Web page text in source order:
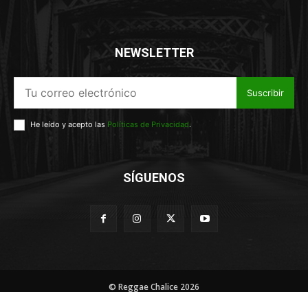
NEWSLETTER
Suscribir
He leído y acepto las Políticas de Privacidad.
SÍGUENOS
© Reggae Chalice 2026